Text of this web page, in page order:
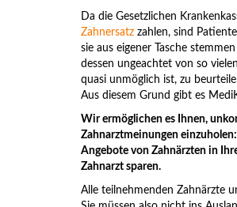
Da die Gesetzlichen
Zahnersatz zahlen, sind
sie aus eigener Tasche
dessen ungeachtet von so
quasi unmöglich ist, zu
Aus diesem Grund gibt es
Wir ermöglichen es Ihnen,
Zahnarztmeinungen
Angebote von Zahnärzten in
Zahnarzt sparen.
Alle teilnehmenden Zahnärzte